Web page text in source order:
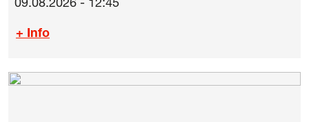
09.08.2026 - 12:45
+ Info